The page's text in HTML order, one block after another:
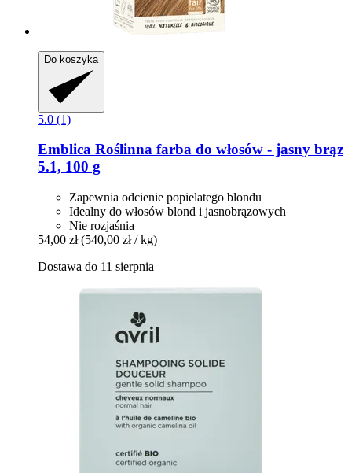
Do koszyka
5.0 (1)
Emblica Roślinna farba do włosów -​ jasny brąz
5.1, 100 g
Zapewnia odcienie popielatego blondu
Idealny do włosów blond i jasnobrązowych
Nie rozjaśnia
54,00 zł (540,00 zł / kg)
Dostawa do 11 sierpnia